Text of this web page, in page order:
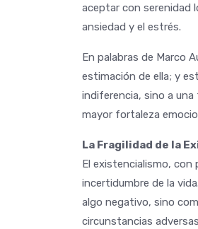
aceptar con serenidad
ansiedad y el estrés.
En palabras de Marco
estimación de ella; y
indiferencia, sino a
mayor fortaleza
La Fragilidad de la
El existencialismo, con
incertidumbre de la
algo negativo, sino
circunstancias